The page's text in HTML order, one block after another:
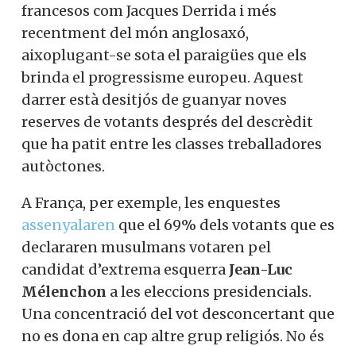
francesos com Jacques Derrida i més
recentment del món anglosaxó,
aixoplugant-se sota el paraigües que els
brinda el progressisme europeu. Aquest
darrer està desitjós de guanyar noves
reserves de votants després del descrèdit
que ha patit entre les classes treballadores
autòctones.
A França, per exemple, les enquestes
assenyalaren que el 69% dels votants que es
declararen musulmans votaren pel
candidat d’extrema esquerra Jean-Luc
Mélenchon a les eleccions presidencials.
Una concentració del vot desconcertant que
no es dona en cap altre grup religiós. No és